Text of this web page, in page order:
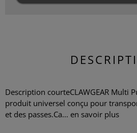
Description courteCLAWGEAR Multi
produit universel conçu pour
et des passes.Ca... en savoir plus